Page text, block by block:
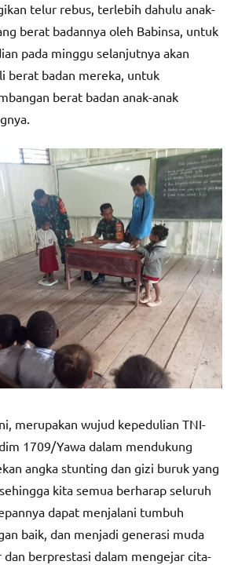
telur rebus, terlebih dahulu anak-
berat badannya oleh Babinsa, untuk
pada minggu selanjutnya akan
berat badan mereka, untuk
berat badan anak-anak
merupakan wujud kepedulian TNI-
1709/Yawa dalam mendukung
angka stunting dan gizi buruk yang
kita semua berharap seluruh
dapat menjalani tumbuh
baik, dan menjadi generasi muda
berprestasi dalam mengejar cita-